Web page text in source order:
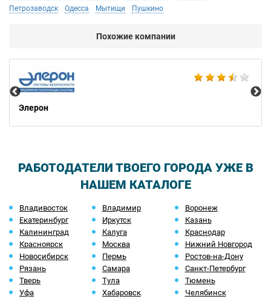
Петрозаводск
Одесса Мытищи Пушкино
Похожие компании
Элерон
РАБОТОДАТЕЛИ ТВОЕГО ГОРОДА УЖЕ В
НАШЕМ КАТАЛОГЕ
Владивосток Владимир
Воронеж
Екатеринбург
Иркутск
Казань
Калининград
Калуга
Краснодар
Красноярск
Москва
Нижний Новгород
Новосибирск
Пермь
Ростов-на-Дону
Рязань
Самара
Санкт-Петербург
Тверь
Тула
Тюмень
Уфа
Хабаровск Челябинск